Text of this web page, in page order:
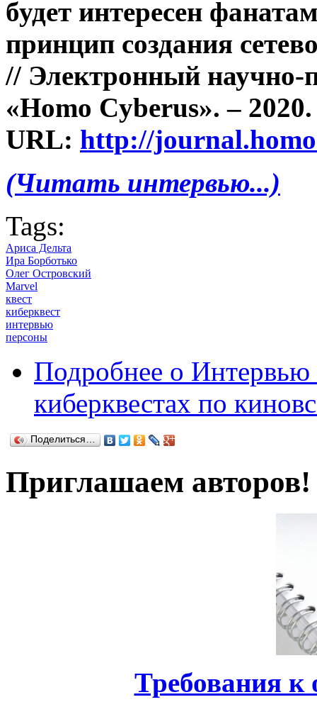
будет интересен
принцип создания
// Электронный научно-
«Homo Cyberus». –
URL: http://
(Читать интервью...)
Tags:
Ариса Дельта
Ира Борботько
Олег Островский
Marvel
квест
киберквест
интервью
персоны
Подробнее о Интервью
киберквестах по
Поделиться…
Приглашаем авторов!
Требования к